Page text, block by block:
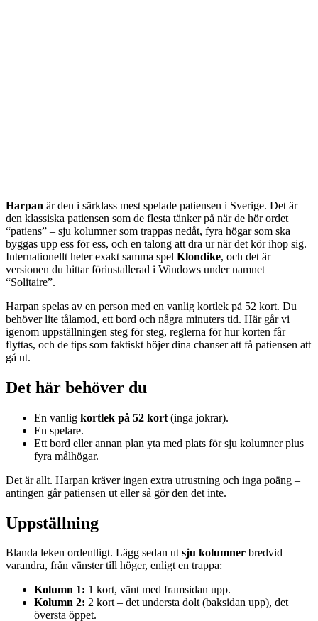
Harpan är den i särklass mest spelade patiensen i Sverige. Det är
den klassiska patiensen som de flesta tänker på när de hör ordet
“patiens” – sju kolumner som trappas nedåt, fyra högar som ska
byggas upp ess för ess, och en talong att dra ur när det kör ihop sig.
Internationellt heter exakt samma spel Klondike, och det är
versionen du hittar förinstallerad i Windows under namnet
“Solitaire”.
Harpan spelas av en person med en vanlig kortlek på 52 kort. Du
behöver lite tålamod, ett bord och några minuters tid. Här går vi
igenom uppställningen steg för steg, reglerna för hur korten får
flyttas, och de tips som faktiskt höjer dina chanser att få patiensen att
gå ut.
Det här behöver du
En vanlig kortlek på 52 kort (inga jokrar).
En spelare.
Ett bord eller annan plan yta med plats för sju kolumner plus
fyra målhögar.
Det är allt. Harpan kräver ingen extra utrustning och inga poäng –
antingen går patiensen ut eller så gör den det inte.
Uppställning
Blanda leken ordentligt. Lägg sedan utsju kolumner bredvid
varandra, från vänster till höger, enligt en trappa:
Kolumn 1: 1 kort, vänt med framsidan upp.
Kolumn 2: 2 kort – det understa dolt (baksidan upp), det
översta öppet.